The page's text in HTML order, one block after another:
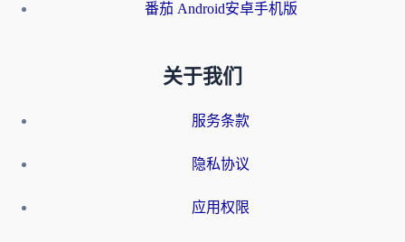
番茄 Android安卓手机版
关于我们
服务条款
隐私协议
应用权限